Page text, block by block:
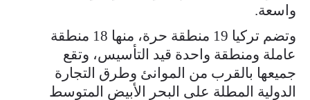
واسعة.
وتضم تركيا 19 منطقة حرة، منها 18 منطقة
عاملة ومنطقة واحدة قيد التأسيس، وتقع
جميعها بالقرب من الموانئ وطرق التجارة
الدولية المطلة على البحر الأبيض المتوسط